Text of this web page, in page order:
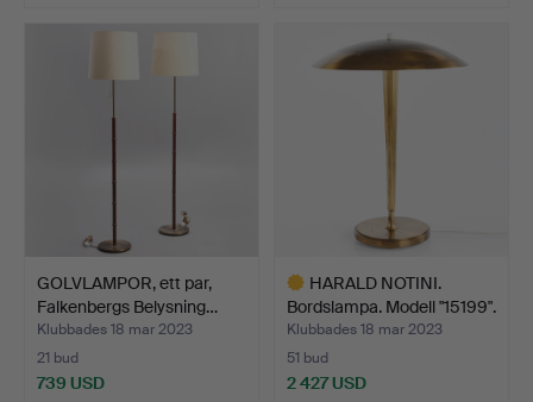
GOLVLAMPOR, ett par,
Falkenbergs Belysning…
Klubbades 18 mar 2023
21 bud
739 USD
HARALD NOTINI.
Bordslampa. Modell "15199".
…
Klubbades 18 mar 2023
51 bud
2 427 USD